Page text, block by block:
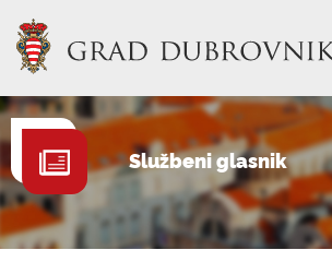
GRADSKA UPRAVA
GRADONAČELNIK
MJESNA SAMOUPRAVA
Službeni glasnik